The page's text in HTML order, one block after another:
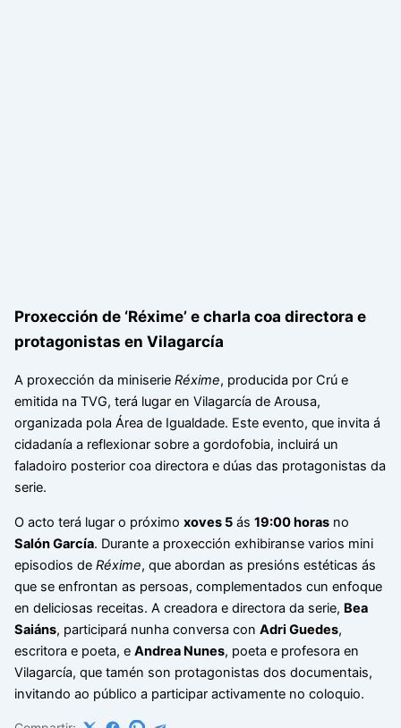
Proxección de ‘Réxime’ e charla coa directora e
protagonistas en Vilagarcía
A proxección da miniserie Réxime, producida por Crú e
emitida na TVG, terá lugar en Vilagarcía de Arousa,
organizada pola Área de Igualdade. Este evento, que invita á
cidadanía a reflexionar sobre a gordofobia, incluirá un
faladoiro posterior coa directora e dúas das protagonistas da
serie.
O acto terá lugar o próximo xoves 5ás 19:00 horasno
Salón García. Durante a proxección exhibiranse varios mini
episodios de Réxime, que abordan as presións estéticas ás
que se enfrontan as persoas, complementados cun enfoque
en deliciosas receitas. A creadora e directora da serie, Bea
Saiáns, participará nunha conversa con Adri Guedes,
escritora e poeta, e Andrea Nunes, poeta e profesora en
Vilagarcía, que tamén son protagonistas dos documentais,
invitando ao público a participar activamente no coloquio.